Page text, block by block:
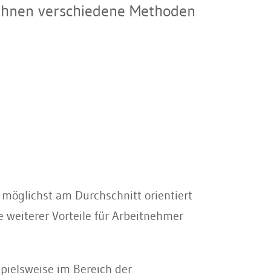
verschiedene Methoden
am Durchschnitt orientiert
weiterer Vorteile für Arbeitnehmer
im Bereich der